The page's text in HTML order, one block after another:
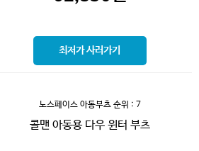
최저가 사러가기
노스페이스 아동부츠 순위 : 7
콜맨 아동용 다우 윈터 부츠